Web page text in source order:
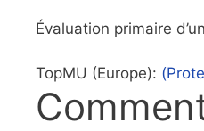
Évaluation primaire
TopMU (Europe):